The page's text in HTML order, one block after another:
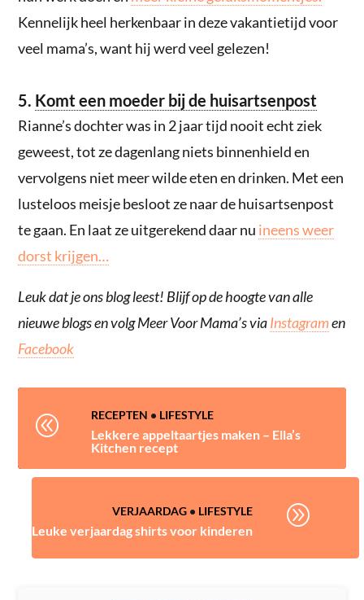
Kennelijk heel herkenbaar in deze vakantietijd voor
veel mama’s, want hij werd veel gelezen!
5. Komt een moeder bij de huisartsenpost
Rianne’s dochter was in 2 jaar tijd nooit echt ziek
geweest, tot ze dagenlang niets binnenhield en
vervolgens niet meer wilde eten en drinken. Met een
lusteloos meisje besloot ze naar de huisartsenpost
te gaan. En laat ze uitgerekend daar nu ineens weer
dorst krijgen…
Leuk dat je ons blog leest! Blijf op de hoogte van alle
nieuwe blogs en volg Meer Voor Mama’s viaInstagramen
Facebook
@ RECEPTEN • LIFESTYLE
Lekkere appeltaartjes maken – Ella’s
Kitchen recept
VERJAARDAG• LIFESTYLE
Leuke verjaardag shirts voor kinderen
A